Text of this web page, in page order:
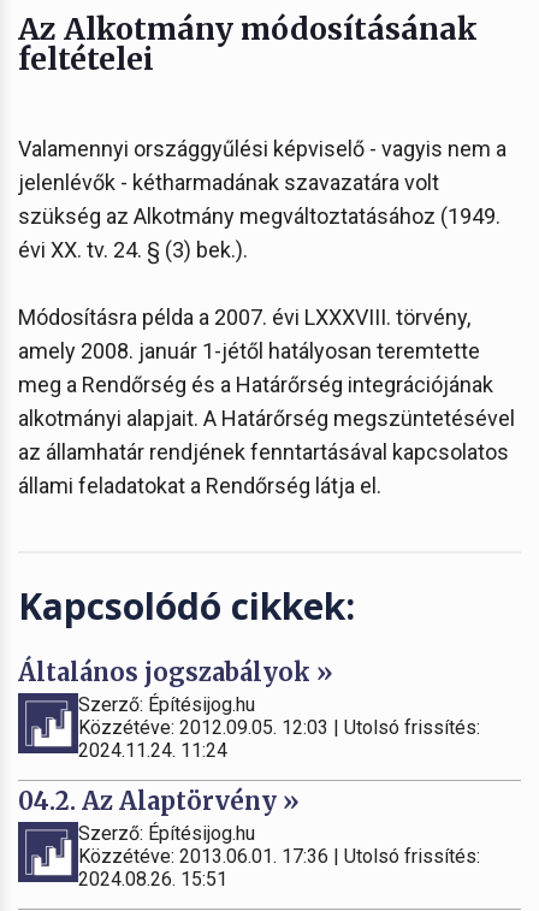
Az Alkotmány módosításának
feltételei
Valamennyi országgyűlési képviselő - vagyis nem a
jelenlévők - kétharmadának szavazatára volt
szükség az Alkotmány megváltoztatásához (1949.
évi XX. tv. 24. § (3) bek.).
Módosításra példa a 2007. évi LXXXVIII. törvény,
amely 2008. január 1-jétől hatályosan teremtette
meg a Rendőrség és a Határőrség integrációjának
alkotmányi alapjait. A Határőrség megszüntetésével
az államhatár rendjének fenntartásával kapcsolatos
állami feladatokat a Rendőrség látja el.
Kapcsolódó cikkek:
Általános jogszabályok »
Szerző: Építésijog.hu
Közzétéve: 2012.09.05. 12:03 | Utolsó frissítés:
2024.11.24. 11:24
04.2. Az Alaptörvény »
Szerző: Építésijog.hu
Közzétéve: 2013.06.01. 17:36 | Utolsó frissítés:
2024.08.26. 15:51